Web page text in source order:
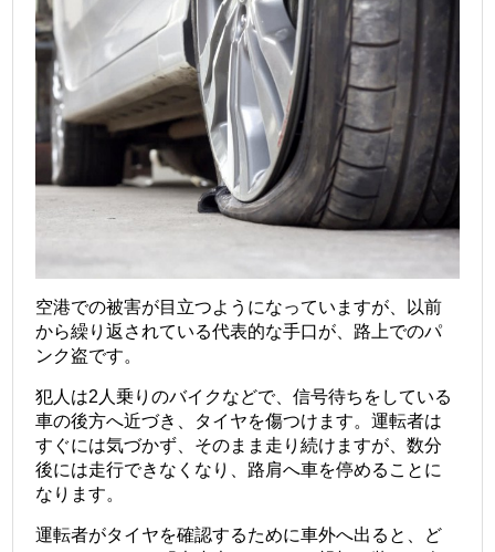
空港での被害が目立つようになっていますが、以前
から繰り返されている代表的な手口が、路上でのパ
ンク盗です。
犯人は2人乗りのバイクなどで、信号待ちをしている
車の後方へ近づき、タイヤを傷つけます。運転者は
すぐには気づかず、そのまま走り続けますが、数分
後には走行できなくなり、路肩へ車を停めることに
なります。
運転者がタイヤを確認するために車外へ出ると、ど